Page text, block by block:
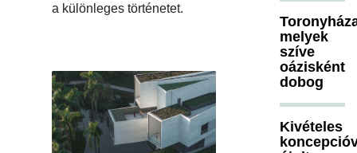
a különleges történetet.
melyek
szíve
oázisként
dobog
Kivételes